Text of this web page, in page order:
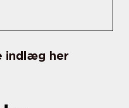
indlæg her